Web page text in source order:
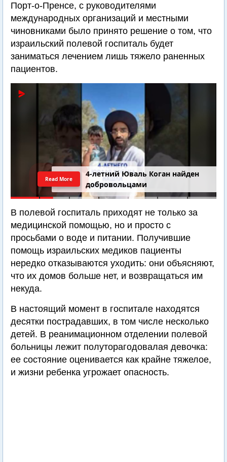
Порт-о-Пренсе, с руководителями
международных организаций и местными
чиновниками было принято решение о том, что
израильский полевой госпиталь будет
заниматься лечением лишь тяжело раненных
пациентов.
4-летний Юваль Коган найден
добровольцами
Read More
В полевой госпиталь приходят не только за
медицинской помощью, но и просто с
просьбами о воде и питании. Получившие
помощь израильских медиков пациенты
нередко отказываются уходить: они объясняют,
что их домов больше нет, и возвращаться им
некуда.
В настоящий момент в госпитале находятся
десятки пострадавших, в том числе несколько
детей. В реанимационном отделении полевой
больницы лежит полуторагодовалая девочка:
ее состояние оценивается как крайне тяжелое,
и жизни ребенка угрожает опасность.